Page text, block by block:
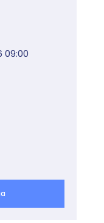
AD DS
usługą Microsoft
lokalnym AD DS.
FS i Azure AD
do
za
09:00